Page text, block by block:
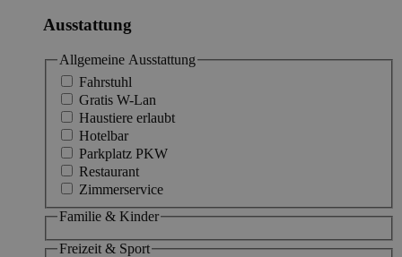
Ausstattung
Allgemeine Ausstattung
Fahrstuhl
Gratis W-Lan
Haustiere erlaubt
Hotelbar
Parkplatz PKW
Restaurant
Zimmerservice
Familie & Kinder
Freizeit & Sport